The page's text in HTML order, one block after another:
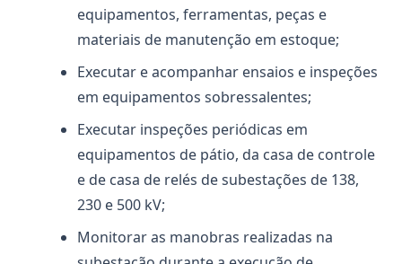
equipamentos, ferramentas, peças e
materiais de manutenção em estoque;
Executar e acompanhar ensaios e inspeções
em equipamentos sobressalentes;
Executar inspeções periódicas em
equipamentos de pátio, da casa de controle
e de casa de relés de subestações de 138,
230 e 500 kV;
Monitorar as manobras realizadas na